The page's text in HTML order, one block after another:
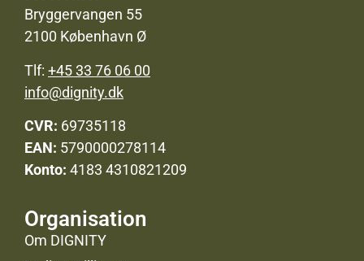
Bryggervangen 55
2100 København Ø
Tlf: +45 33 76 06 00
info@dignity.dk
CVR: 69735118
EAN: 5790000278114
Konto: 4183 4310821209
Organisation
Om DIGNITY